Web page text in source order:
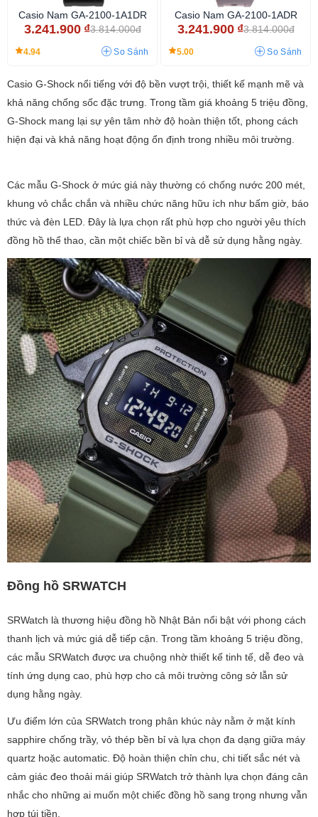
Casio Nam GA-2100-1A1DR
3.241.900 ₫3.814.000đ
4.94 So Sánh
Casio Nam GA-2100-1ADR
3.241.900 ₫3.814.000đ
5.00 So Sánh
Casio G-Shock nổi tiếng với độ bền vượt trội, thiết kế mạnh mẽ và
khả năng chống sốc đặc trưng. Trong tầm giá khoảng 5 triệu đồng,
G-Shock mang lại sự yên tâm nhờ độ hoàn thiện tốt, phong cách
hiện đại và khả năng hoạt động ổn định trong nhiều môi trường.
Các mẫu G-Shock ở mức giá này thường có chống nước 200 mét,
khung vỏ chắc chắn và nhiều chức năng hữu ích như bấm giờ, báo
thức và đèn LED. Đây là lựa chọn rất phù hợp cho người yêu thích
đồng hồ thể thao, cần một chiếc bền bỉ và dễ sử dụng hằng ngày.
Đồng hồ SRWATCH
SRWatch là thương hiệu đồng hồ Nhật Bản nổi bật với phong cách
thanh lịch và mức giá dễ tiếp cận. Trong tầm khoảng 5 triệu đồng,
các mẫu SRWatch được ưa chuộng nhờ thiết kế tinh tế, dễ đeo và
tính ứng dụng cao, phù hợp cho cả môi trường công sở lẫn sử
dụng hằng ngày.
Ưu điểm lớn của SRWatch trong phân khúc này nằm ở mặt kính
sapphire chống trầy, vỏ thép bền bỉ và lựa chọn đa dạng giữa máy
quartz hoặc automatic. Độ hoàn thiện chỉn chu, chi tiết sắc nét và
cảm giác đeo thoải mái giúp SRWatch trở thành lựa chọn đáng cân
nhắc cho những ai muốn một chiếc đồng hồ sang trọng nhưng vẫn
hợp túi tiền.